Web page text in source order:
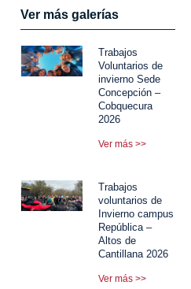
Ver más galerías
Trabajos
Voluntarios de
invierno Sede
Concepción –
Cobquecura
2026
Ver más >>
Trabajos
voluntarios de
Invierno campus
República –
Altos de
Cantillana 2026
Ver más >>